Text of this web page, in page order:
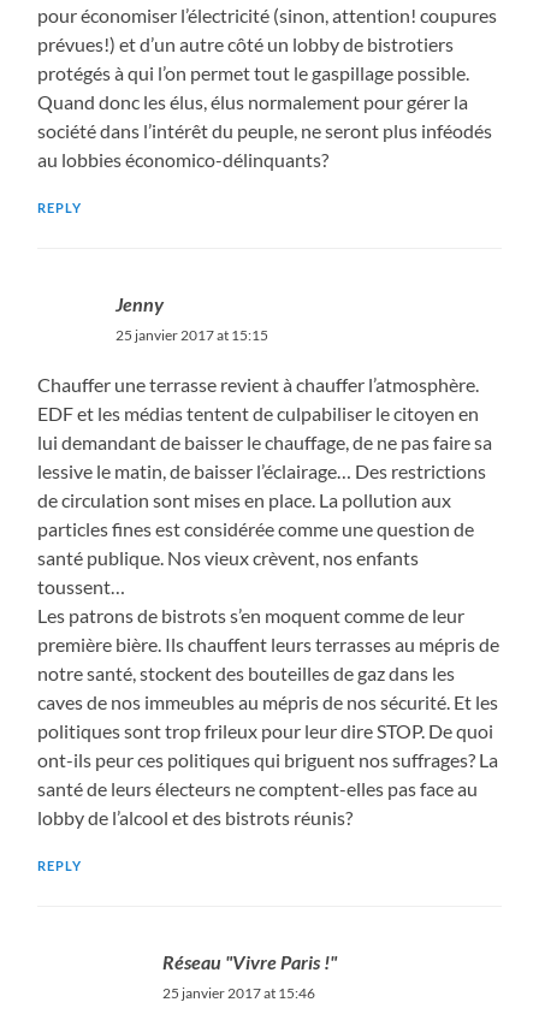
pour économiser l’électricité (sinon, attention! coupures
prévues!) et d’un autre côté un lobby de bistrotiers
protégés à qui l’on permet tout le gaspillage possible.
Quand donc les élus, élus normalement pour gérer la
société dans l’intérêt du peuple, ne seront plus inféodés
au lobbies économico-délinquants?
REPLY
Jenny
25 janvier 2017 at 15:15
Chauffer une terrasse revient à chauffer l’atmosphère.
EDF et les médias tentent de culpabiliser le citoyen en
lui demandant de baisser le chauffage, de ne pas faire sa
lessive le matin, de baisser l’éclairage… Des restrictions
de circulation sont mises en place. La pollution aux
particles fines est considérée comme une question de
santé publique. Nos vieux crèvent, nos enfants
toussent…
Les patrons de bistrots s’en moquent comme de leur
première bière. Ils chauffent leurs terrasses au mépris de
notre santé, stockent des bouteilles de gaz dans les
caves de nos immeubles au mépris de nos sécurité. Et les
politiques sont trop frileux pour leur dire STOP. De quoi
ont-ils peur ces politiques qui briguent nos suffrages? La
santé de leurs électeurs ne comptent-elles pas face au
lobby de l’alcool et des bistrots réunis?
REPLY
Réseau "Vivre Paris !"
25 janvier 2017 at 15:46